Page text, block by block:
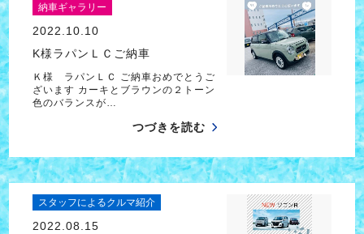
納車ギャラリー
2022.10.10
K様ラパンＬＣご納車
Ｋ様 ラパンＬＣ ご納車おめでとうご
ざいます カーキとブラウンの２トーン
色のバランスが…
つづきを読む
スタッフによるクルマ紹介
2022.08.15